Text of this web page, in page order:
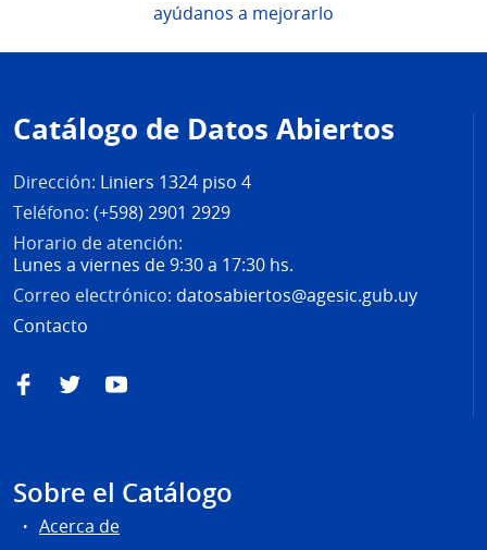
ayúdanos a mejorarlo
de
página
Catálogo de Datos Abiertos
Dirección: Liniers 1324 piso 4
Teléfono: (+598) 2901 2929
Horario de atención:
Lunes a viernes de 9:30 a 17:30 hs.
Correo electrónico: datosabiertos@agesic.gub.uy
Contacto
FacebookTwitterYouTube
Sobre el Catálogo
Acerca de